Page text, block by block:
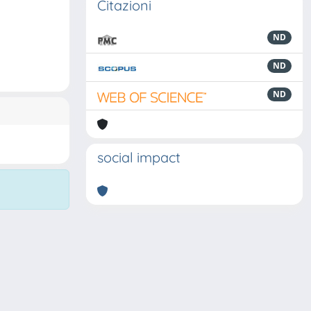
Citazioni
ND
ND
ND
social impact